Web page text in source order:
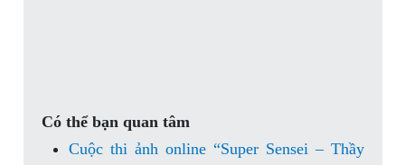
Có thể bạn quan tâm
Cuộc thi ảnh online “Super Sensei – Thầy